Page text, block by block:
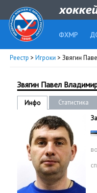
ФХМР
Реестр > Игроки > Звягин
Звягин Павел
Инфо
Статистика